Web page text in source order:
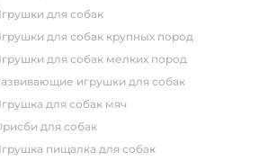
игрушки для собак
игрушки для собак крупных пород
игрушки для собак мелких пород
развивающие игрушки для собак
игрушка для собак мяч
фрисби для собак
игрушка пищалка для собак